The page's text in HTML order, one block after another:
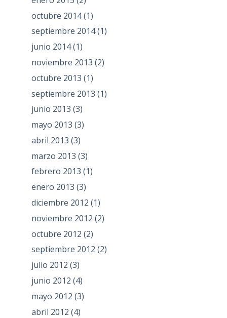
octubre 2014(1)
septiembre 2014(1)
junio 2014(1)
noviembre 2013 (2)
octubre 2013 (1)
septiembre 2013 (1)
junio 2013 (3)
mayo 2013 (3)
abril 2013 (3)
marzo 2013 (3)
febrero 2013 (1)
enero 2013 (3)
diciembre 2012 (1)
noviembre 2012 (2)
octubre 2012 (2)
septiembre 2012 (2)
julio 2012 (3)
junio 2012 (4)
mayo 2012 (3)
abril 2012 (4)